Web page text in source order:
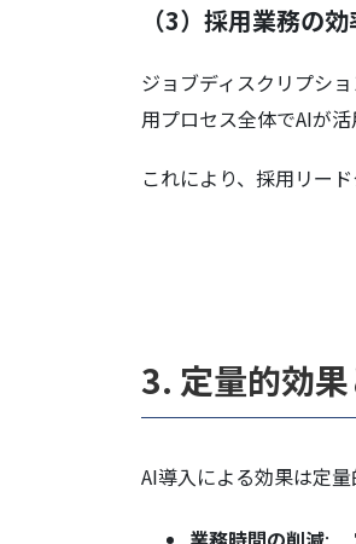
（3）採用業務の
ジョブディスクリプシ
用プロセス全体でAIが活
これにより、採用リー
3. 定量的効
AI導入による効果は定量